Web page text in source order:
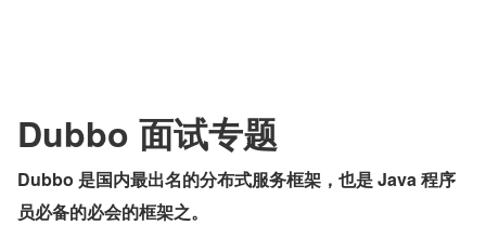
Dubbo 面试专题
Dubbo 是国内最出名的分布式服务框架，也是 Java 程序
员必备的必会的框架之。